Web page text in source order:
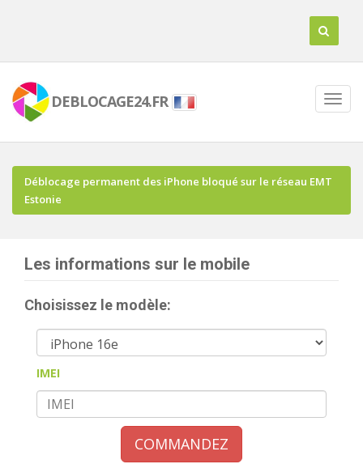
DEBLOCAGE24.FR
Déblocage permanent des iPhone bloqué sur le réseau EMT
Estonie
Les informations sur le mobile
Choisissez le modèle:
IMEI
COMMANDEZ